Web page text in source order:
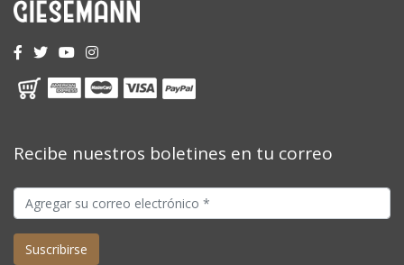
Recibe nuestros boletines en tu correo